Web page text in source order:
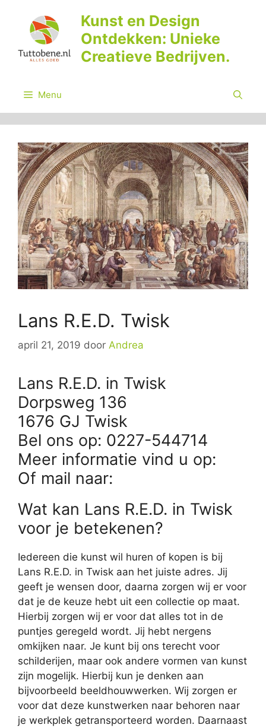
inhoud
Kunst en Design
Ontdekken: Unieke
Creatieve Bedrijven.
Menu
Lans R.E.D. Twisk
april 21, 2019 door Andrea
Lans R.E.D. in Twisk
Dorpsweg 136
1676 GJ Twisk
Bel ons op: 0227-544714
Meer informatie vind u op:
Of mail naar:
Wat kan Lans R.E.D. in Twisk
voor je betekenen?
Iedereen die kunst wil huren of kopen is bij
Lans R.E.D. in Twisk aan het juiste adres. Jij
geeft je wensen door, daarna zorgen wij er voor
dat je de keuze hebt uit een collectie op maat.
Hierbij zorgen wij er voor dat alles tot in de
puntjes geregeld wordt. Jij hebt nergens
omkijken naar. Je kunt bij ons terecht voor
schilderijen, maar ook andere vormen van kunst
zijn mogelijk. Hierbij kun je denken aan
bijvoorbeeld beeldhouwwerken. Wij zorgen er
voor dat deze kunstwerken naar behoren naar
je werkplek getransporteerd worden. Daarnaast